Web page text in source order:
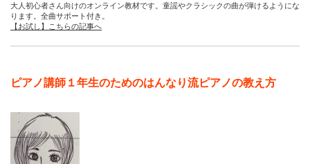
大人初心者さん向けのオンライン教材です。童謡やクラシックの曲が弾けるようにな
ります。全曲サポート付き。
【お試し】こちらの記事へ
ピアノ講師１年生のためのはんなり流ピアノの教え方